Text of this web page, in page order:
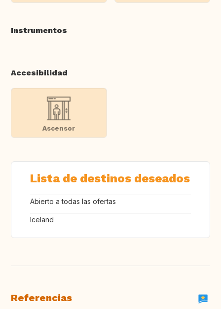
Instrumentos
Accesibilidad
Ascensor
Lista de destinos deseados
Abierto a todas las ofertas
Iceland
Referencias